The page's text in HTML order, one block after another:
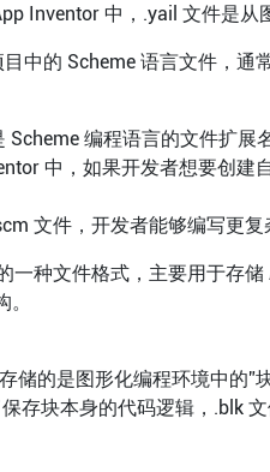
Inventor 中，.yail 文件是从
中的 Scheme 语言文件，通
Scheme 编程语言的文件扩展
中，如果开发者想要创建
文件，开发者能够编写更
一种文件格式，主要用于存
储的是图形化编程环境中的”
存块本身的代码逻辑，.blk